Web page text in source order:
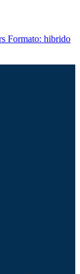
Formato: hibrido